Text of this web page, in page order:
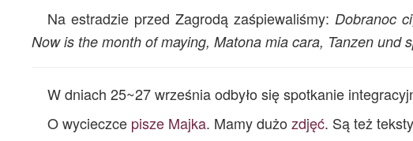
Na estradzie przed Zagrodą zaśpiewaliśmy: Dobranoc
Now is the month of maying, Matona mia cara, Tanzen und
W dniach 25~27 września odbyło się spotkanie
O wycieczce pisze Majka. Mamy dużo zdjęć. Są też